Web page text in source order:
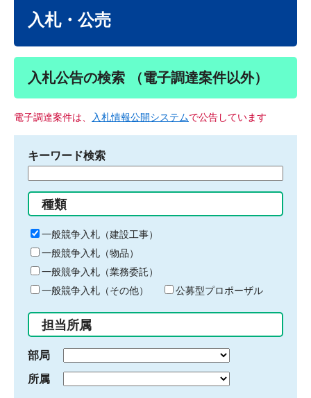
入札・公売
入札公告の検索 （電子調達案件以外）
電子調達案件は、 入札情報公開システムで公告しています
キーワード検索
る
キ
ー
ワ
ー
ド
入
力
種類
一般競争入札（建設工事）
一般競争入札（物品）
一般競争入札（業務委託）
一般競争入札（その他）
公募型プロポーザル
担当所属
部局
所属